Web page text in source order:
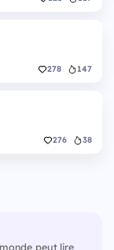
278 147
276 38
peut lire